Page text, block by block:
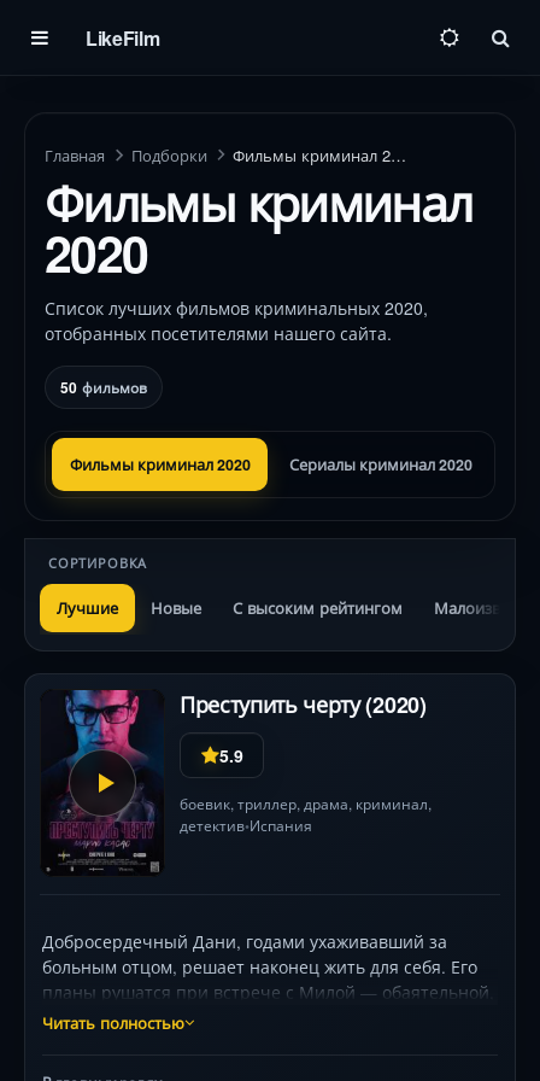
LikeFilm
Главная Подборки Фильмы криминал 2020
Фильмы криминал
2020
Список лучших фильмов криминальных 2020,
отобранных посетителями нашего сайта.
50 фильмов
Фильмы криминал 2020 Сериалы криминал 2020
СОРТИРОВКА
Лучшие Новые С высоким рейтингом
Преступить черту (2020)
5.9
боевик, триллер, драма, криминал,
детектив•Испания
Добросердечный Дани, годами ухаживавший за
больным отцом, решает наконец жить для себя. Его
планы рушатся при встрече с Милой — обаятельной,
но непредсказуемой незнакомкой. Их стремительное
Читать полностью